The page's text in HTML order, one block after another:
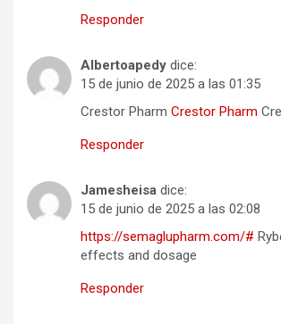
Responder
Albertoapedy dice:
15 de junio de 2025 a las 01:35
Crestor Pharm Crestor Pharm
Responder
Jamesheisa dice:
15 de junio de 2025 a las 02:08
https://semaglupharm.com/#
effects and dosage
Responder